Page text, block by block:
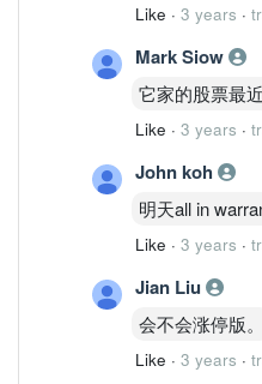
Like · 3 years ·
Mark Siow
它家的股票最
Like · 3 years ·
John koh
明天all in
Like · 3 years ·
Jian Liu
会不会涨停版。
Like · 3 years ·